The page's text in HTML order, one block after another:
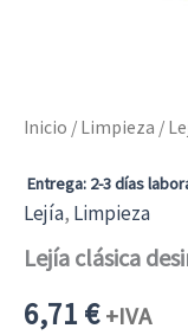
Inicio / Limpieza /
Entrega: 2-3 días
Lejía, Limpieza
Lejía clásica
6,71 € +IVA